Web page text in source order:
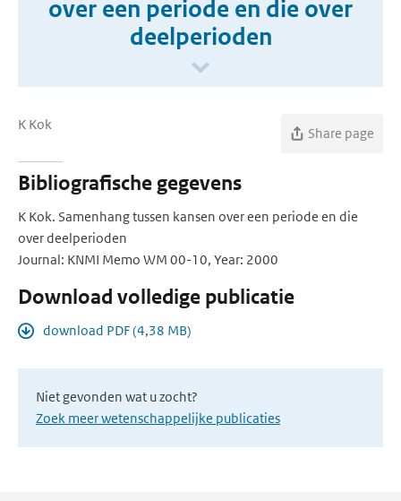
over een periode en die over
deelperioden
K Kok
Share page
Bibliografische gegevens
K Kok. Samenhang tussen kansen over een periode en die
over deelperioden
Journal: KNMI Memo WM 00-10, Year: 2000
Download volledige publicatie
download PDF (4,38 MB)
Niet gevonden wat u zocht?
Zoek meer wetenschappelijke publicaties